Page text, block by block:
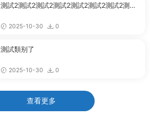
測試2測試2測試2測試2測試2測試2測試2測試2
2025-10-30 0
測試類别了
2025-10-30 0
查看更多